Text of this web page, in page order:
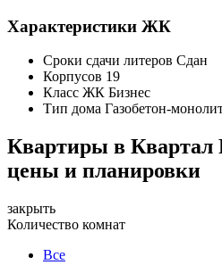
Характеристики ЖК
Сроки сдачи литеров Сдан
Корпусов 19
Класс ЖК Бизнес
Тип дома Газобетон-
Квартиры в
цены и планировки
закрыть
Количество комнат
Все